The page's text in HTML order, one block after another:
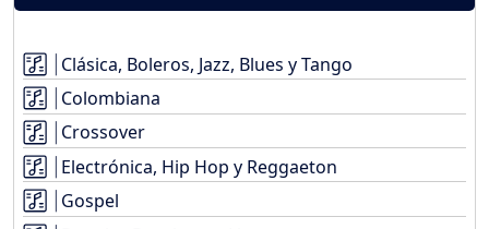
Clásica, Boleros, Jazz, Blues y Tango
Colombiana
Crossover
Electrónica, Hip Hop y Reggaeton
Gospel